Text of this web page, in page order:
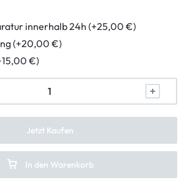
Reparatur
innerhalb 24h (+25,00 €)
(+20,00 €)
€)
In den Warenkorb
Jetzt Kaufen